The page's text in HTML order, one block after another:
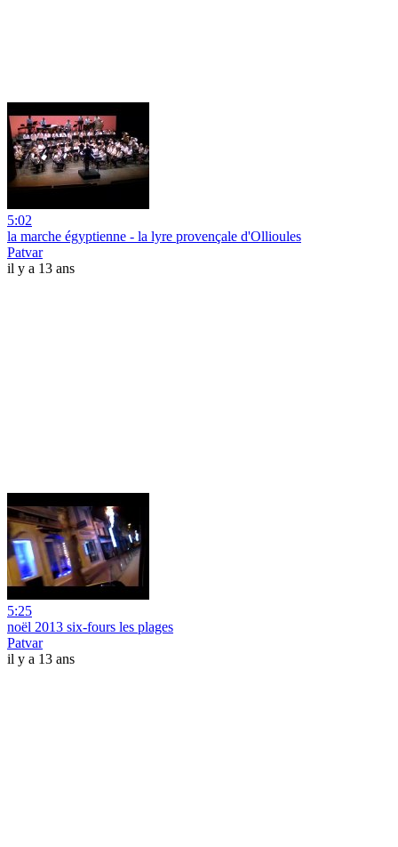
5:02
la marche égyptienne - la lyre provençale d'Ollioules
Patvar
il y a 13 ans
5:25
noël 2013 six-fours les plages
Patvar
il y a 13 ans